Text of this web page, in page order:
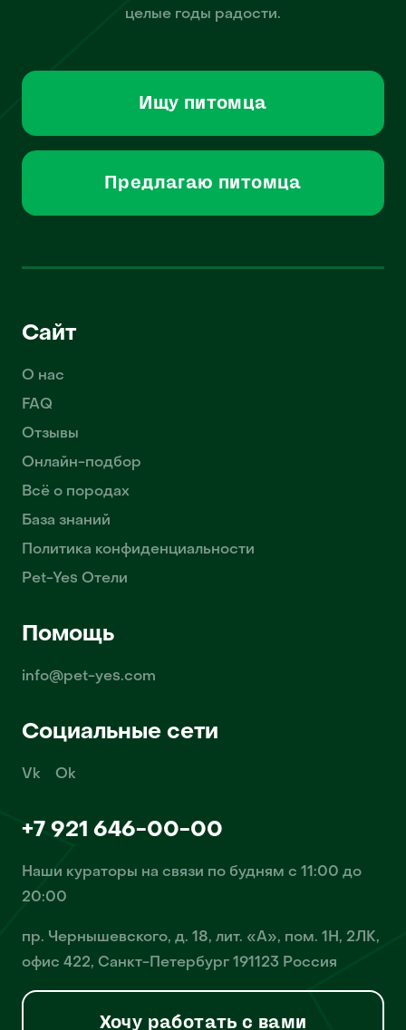
целые годы радости.
Ищу питомца
Предлагаю питомца
Сайт
О нас
FAQ
Отзывы
Онлайн-подбор
Всё о породах
База знаний
Политика конфиденциальности
Pet-Yes Отели
Помощь
info@pet-yes.com
Социальные сети
Vk Ok
+7 921 646-00-00
Наши кураторы на связи по будням с 11:00 до
20:00
пр. Чернышевского, д. 18, лит. «А», пом. 1Н, 2ЛК,
офис 422, Санкт-Петербург 191123 Россия
Хочу работать с вами